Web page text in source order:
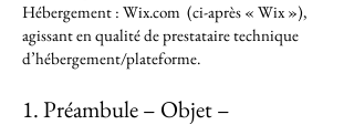
Hébergement : Wix.com (ci-après « Wix »),
agissant en qualité de prestataire technique
d’hébergement/plateforme.
1. Préambule – Objet –